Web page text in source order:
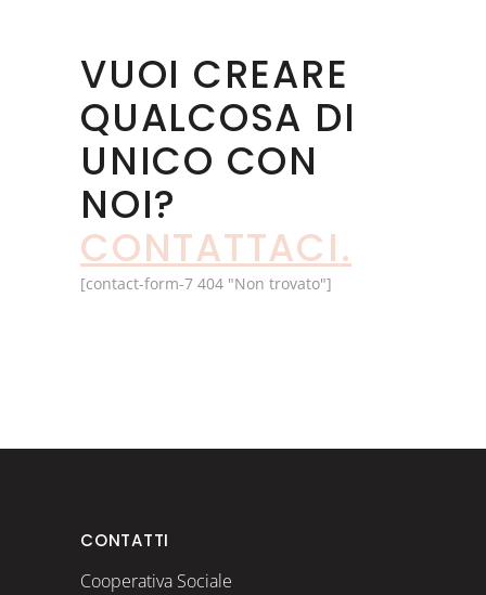
VUOI CREARE
QUALCOSA DI
UNICO CON
NOI?
CONTATTACI.
[contact-form-7 404 "Non trovato"]
CONTATTI
Cooperativa Sociale